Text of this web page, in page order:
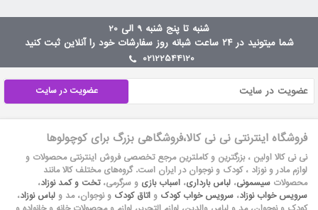
شنبه تا پنج شنبه 9 الی 20
شما میتونید در ۲۴ ساعت شبانه روز سفارشات خود را آنلاین ثبت کنید
02122544120
عضویت در سایت
فروشگاه اینترنتی نی نی کالا،فروشگاهی بزرگ برای کوچولوها
نی نی کالا اولین ، بزرگترین و کاملترین مرجع تخصصی فروش اینترنتی محصولات و
لوازم مادر و نوزاد ، کودک و نوجوان در ایران است. گروه‏‏‌های مختلف کالا مانند
محصولات سیسمونی، لباس بارداری، اسباب بازی و سرگرمی،تخت و کمد نوزاد،
سرویس خواب نوزاد، سرویس خواب کودک و اتاق کودک و نوجوان، مد و لباس نوزاد،